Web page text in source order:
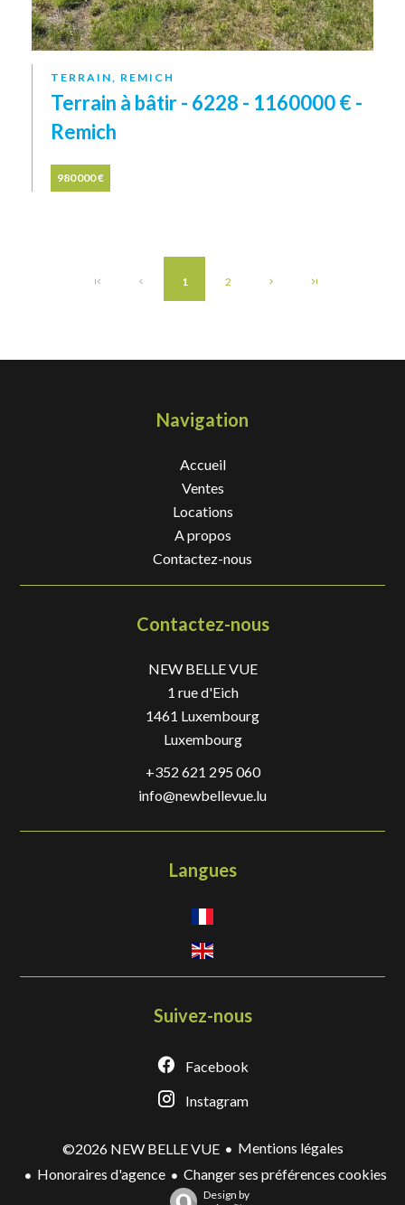
TERRAIN, REMICH
Terrain à bâtir - 6228 - 1160000 € -
Remich
980 000 €
1 2
Navigation
Accueil
Ventes
Locations
A propos
Contactez-nous
Contactez-nous
NEW BELLE VUE
1 rue d'Eich
1461 Luxembourg
Luxembourg
+352 621 295 060
info@newbellevue.lu
Langues
Suivez-nous
Facebook
Instagram
©2026 NEW BELLE VUE
Mentions légales
Honoraires d'agence
Changer ses préférences cookies
Design by